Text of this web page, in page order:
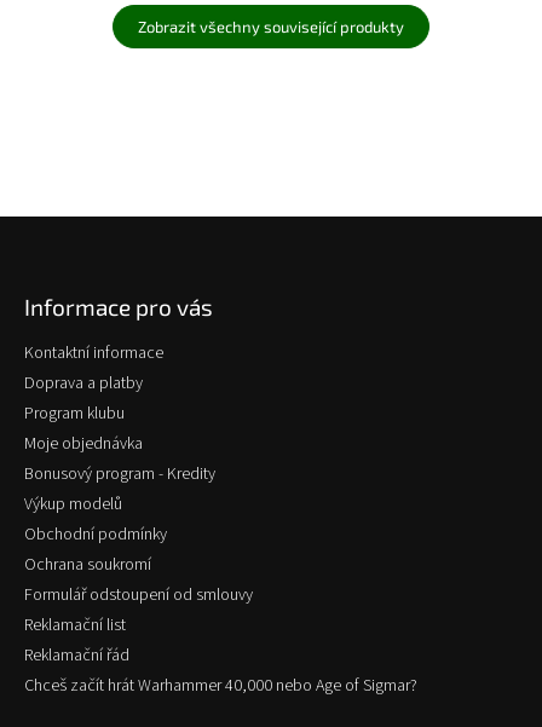
Zobrazit všechny související produkty
Informace pro vás
Kontaktní informace
Doprava a platby
Program klubu
Moje objednávka
Bonusový program - Kredity
Výkup modelů
Obchodní podmínky
Ochrana soukromí
Formulář odstoupení od smlouvy
Reklamační list
Reklamační řád
Chceš začít hrát Warhammer 40,000 nebo Age of Sigmar?